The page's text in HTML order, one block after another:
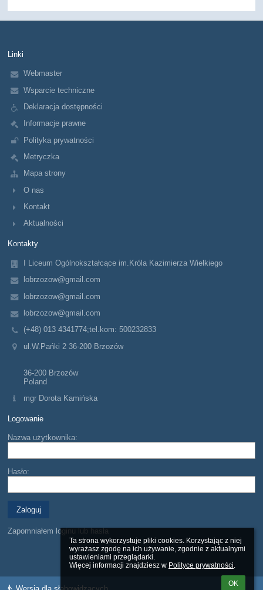
Ta strona wykorzystuje pliki cookies. Korzystając z niej
wyrażasz zgodę na ich używanie, zgodnie z aktualnymi
ustawieniami przeglądarki.
Więcej informacji znajdziesz w Polityce prywatności.
OK
Linki
Webmaster
Wsparcie techniczne
Deklaracja dostępności
Informacje prawne
Polityka prywatności
Metryczka
Mapa strony
O nas
Kontakt
Aktualności
Kontakty
I Liceum Ogólnokształcące im.Króla Kazimierza Wielkiego
lobrzozow@gmail.com
lobrzozow@gmail.com
lobrzozow@gmail.com
(+48) 013 4341774;tel.kom: 500232833
ul.W.Pańki 2 36-200 Brzozów
36-200 Brzozów
Poland
mgr Dorota Kamińska
Logowanie
Nazwa użytkownika:
Hasło:
Zapomniałem loginu lub hasła